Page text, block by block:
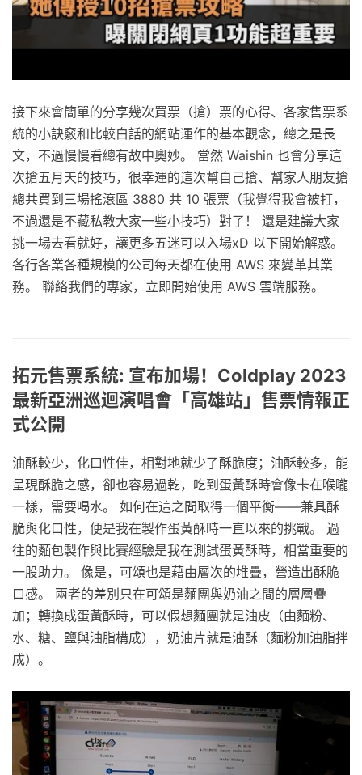
接下來會簡單的分享幾次買票（搶）票的心得、各家售票系
統的小訣竅和比較白話的網站運作的基本觀念，總之是長
文，不過慢慢看總有故中奧妙。 當然 Waishin 也會分享這
次搶五月天的技巧，很幸運的這次幫自己搶、幫家人朋友搶
總共買到三場搖滾區 3880 共 10 張票（我覺得我會被打，
不過還是不藏私教大家一些小技巧）對了！ 還是建議大家
挑一場去看就好，讓更多五迷可以入場xD 以下開始解惑。
各行各業各種規模的公司每天都在使用 AWS 來變革其業
務。 聯絡我們的專家，立即開始使用 AWS 雲端服務。
拓元售票系統: 宣布加場！Coldplay 2023
最新亞洲巡迴演唱會「高雄站」售票情報正
式公開
油酥較少，化口性佳，相對地就少了酥脆度；油酥較多，能
呈現酥脆之感，卻也容易過乾，吃到蛋黃酥時會像卡在喉嚨
一樣，需要喝水。 如何在這之間取得一個平衡——兼具酥
脆與化口性，便是我在製作蛋黃酥時一直以來的挑戰。 過
往的麵包製作與比賽經驗是我在測試蛋黃酥時，相當重要的
一股助力。 像是，可頌也是藉由層次的堆疊，營造出酥脆
口感。 兩者的差別只在可頌是麵團與奶油之間的層層疊
加；轉換成蛋黃酥時，可以假想麵團就是油皮（由麵粉、
水、糖、鹽與油脂構成），奶油片就是油酥（麵粉加油脂拌
成）。